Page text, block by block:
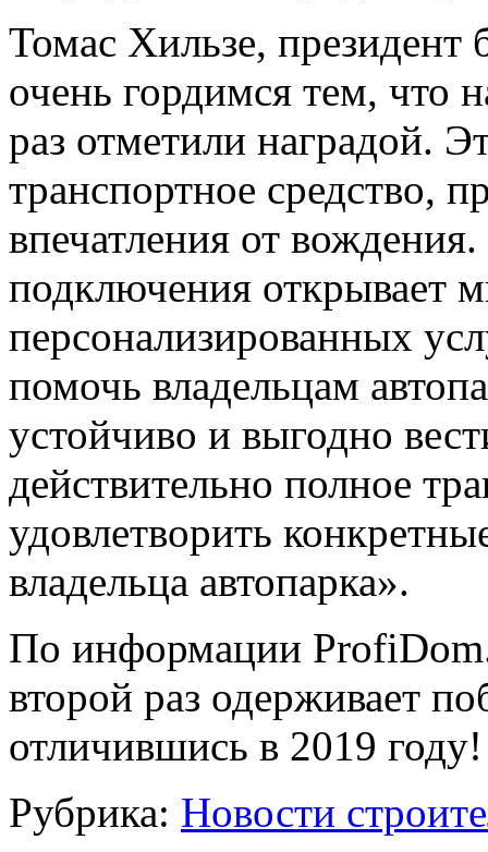
Томас Хильзе,
очень гордимся тем,
раз отметили наградой.
транспортное средство,
впечатления от
подключения открывает
персонализированных
помочь владельцам
устойчиво и выгодно
действительно полное
удовлетворить
владельца автопарка».
По информации
второй раз одерживает
отличившись в 2019 году!
Рубрика: Новости